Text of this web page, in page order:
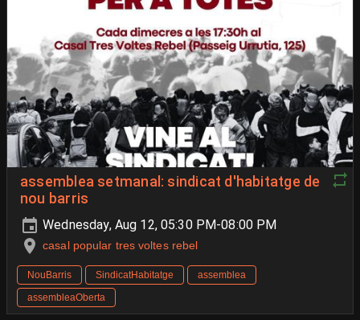
assemblea setmanal: sindicat d'habitatge de
nou barris
Wednesday, Aug 12, 05:30 PM-08:00 PM
casal popular tres voltes rebel
NouBarris SindicatHabitatge
assemblea
assembleaOberta